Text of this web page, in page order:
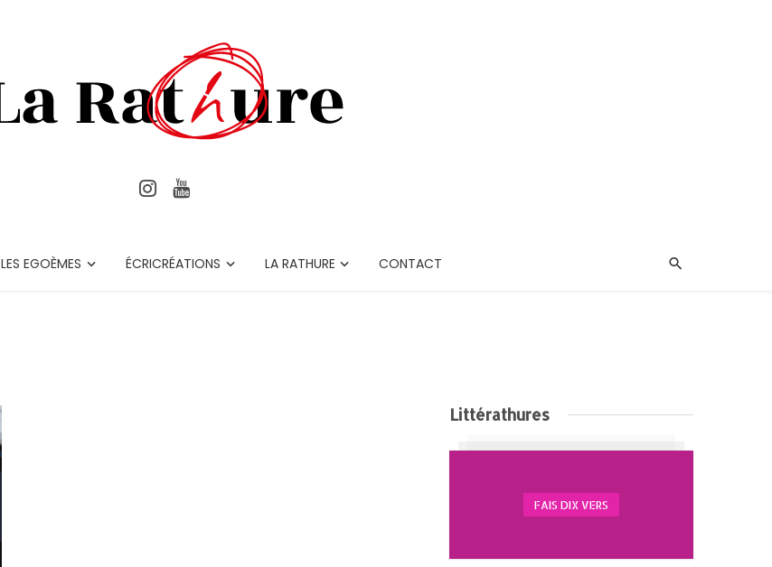
LES EGOÈMES ÉCRICRÉATIONS LA RATHURE CONTACT
Littérathures
FAIS DIX VERS